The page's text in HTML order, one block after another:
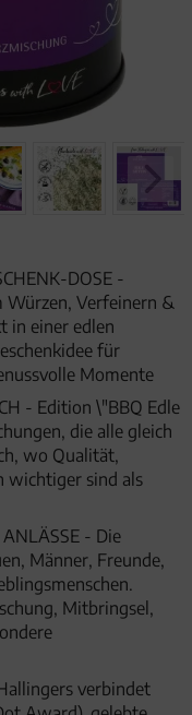
DOSE -
Würzen, Verfeinern &
in einer edlen
für
Momente
- Edition \"BBQ Edle
die alle gleich
wo Qualität,
wichtiger sind als
ANLÄSSE - Die
Männer, Freunde,
Mitbringsel,
verbindet